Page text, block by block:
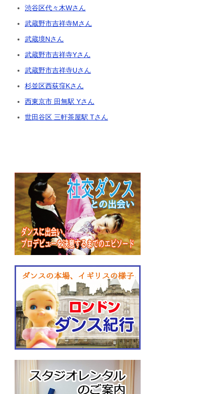
渋谷区代々木Wさん
武蔵野市吉祥寺Mさん
武蔵境Nさん
武蔵野市吉祥寺Yさん
武蔵野市吉祥寺Uさん
杉並区西荻窪Kさん
西東京市 田無駅 Yさん
世田谷区 三軒茶屋駅 Tさん